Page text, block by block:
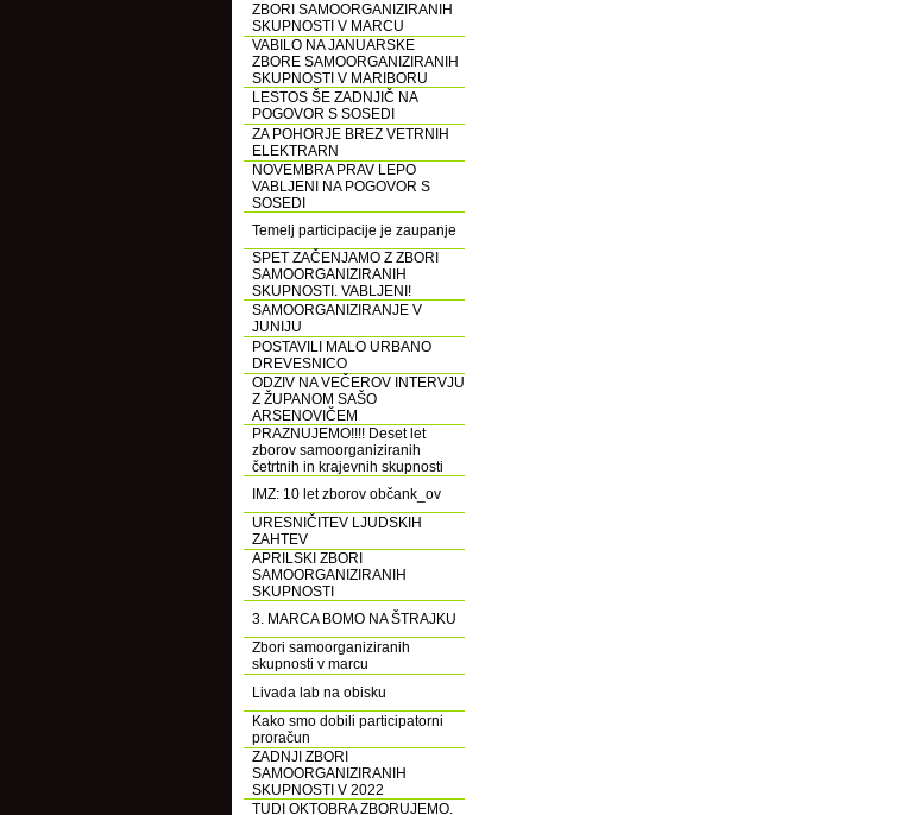
ZBORI SAMOORGANIZIRANIH
SKUPNOSTI V MARCU
VABILO NA JANUARSKE
ZBORE SAMOORGANIZIRANIH
SKUPNOSTI V MARIBORU
LESTOS ŠE ZADNJIČ NA
POGOVOR S SOSEDI
ZA POHORJE BREZ VETRNIH
ELEKTRARN
NOVEMBRA PRAV LEPO
VABLJENI NA POGOVOR S
SOSEDI
Temelj participacije je zaupanje
SPET ZAČENJAMO Z ZBORI
SAMOORGANIZIRANIH
SKUPNOSTI. VABLJENI!
SAMOORGANIZIRANJE V
JUNIJU
POSTAVILI MALO URBANO
DREVESNICO
ODZIV NA VEČEROV INTERVJU
Z ŽUPANOM SAŠO
ARSENOVIČEM
PRAZNUJEMO!!!! Deset let
zborov samoorganiziranih
četrtnih in krajevnih skupnosti
IMZ: 10 let zborov občank_ov
URESNIČITEV LJUDSKIH
ZAHTEV
APRILSKI ZBORI
SAMOORGANIZIRANIH
SKUPNOSTI
3. MARCA BOMO NA ŠTRAJKU
Zbori samoorganiziranih
skupnosti v marcu
Livada lab na obisku
Kako smo dobili participatorni
proračun
ZADNJI ZBORI
SAMOORGANIZIRANIH
SKUPNOSTI V 2022
TUDI OKTOBRA ZBORUJEMO.